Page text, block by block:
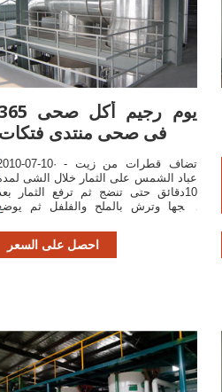
365 يوم رجيم
فى صحى منتدى فتكات
2010-07-10· - تضاف قطرات من
عباد الشمس على الثمار خلال الشى
10دقائق حتى تنضج ثم ترفع الثمار
نضجها وترش بالملح والفلفل ثم
والثوم وتقدم الثمار
احصل على السعر